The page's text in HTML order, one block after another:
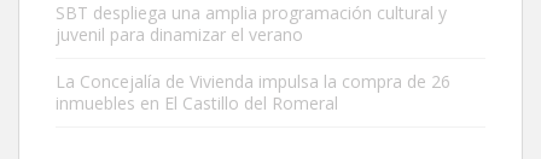
SBT despliega una amplia programación cultural y
juvenil para dinamizar el verano
La Concejalía de Vivienda impulsa la compra de 26
inmuebles en El Castillo del Romeral